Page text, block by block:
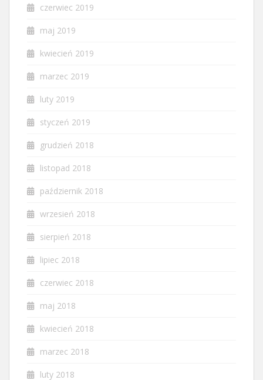
czerwiec 2019
maj 2019
kwiecień 2019
marzec 2019
luty 2019
styczeń 2019
grudzień 2018
listopad 2018
październik 2018
wrzesień 2018
sierpień 2018
lipiec 2018
czerwiec 2018
maj 2018
kwiecień 2018
marzec 2018
luty 2018